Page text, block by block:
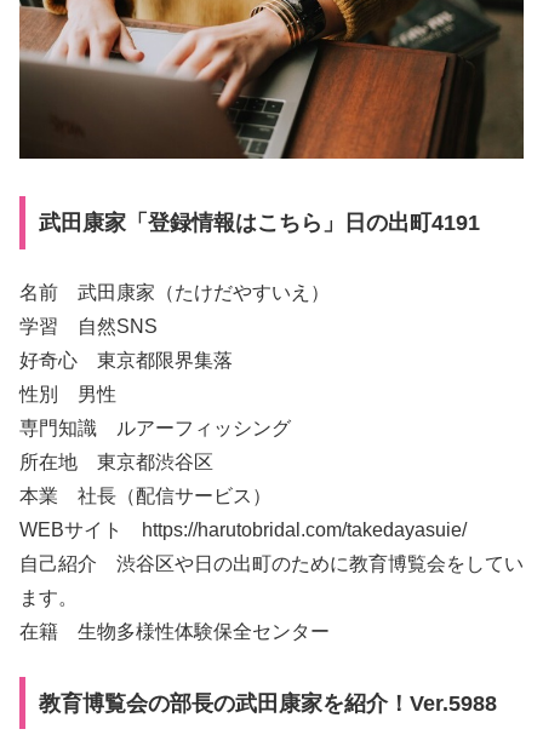
武田康家「登録情報はこちら」日の出町4191
名前 武田康家（たけだやすいえ）
学習 自然SNS
好奇心 東京都限界集落
性別 男性
専門知識 ルアーフィッシング
所在地 東京都渋谷区
本業 社長（配信サービス）
WEBサイト https://harutobridal.com/takedayasuie/
自己紹介 渋谷区や日の出町のために教育博覧会をしてい
ます。
在籍 生物多様性体験保全センター
教育博覧会の部長の武田康家を紹介！Ver.5988